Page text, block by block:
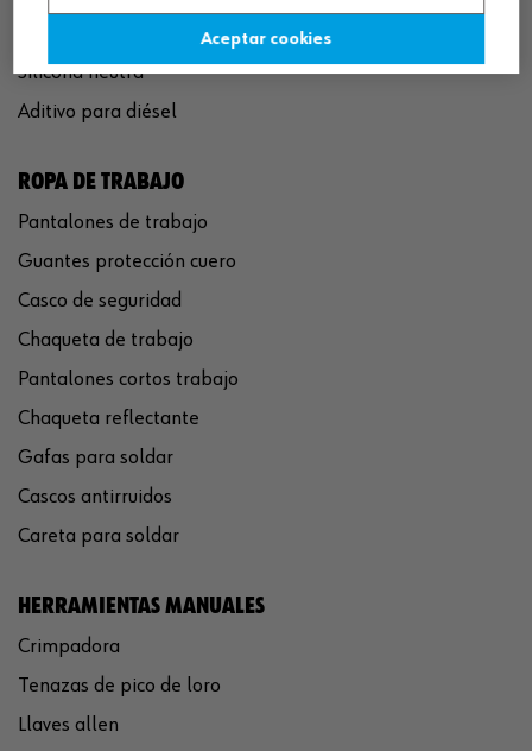
Silicona neutra
Aditivo para diésel
ROPA DE TRABAJO
Pantalones de trabajo
Guantes protección cuero
Casco de seguridad
Chaqueta de trabajo
Pantalones cortos trabajo
Chaqueta reflectante
Gafas para soldar
Cascos antirruidos
Careta para soldar
HERRAMIENTAS MANUALES
Crimpadora
Tenazas de pico de loro
Llaves allen
Aceptar cookies